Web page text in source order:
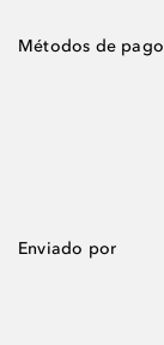
Métodos de pago
Enviado por